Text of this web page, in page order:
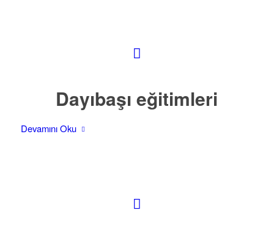
Dayıbaşı eğitimleri
Devamını Oku